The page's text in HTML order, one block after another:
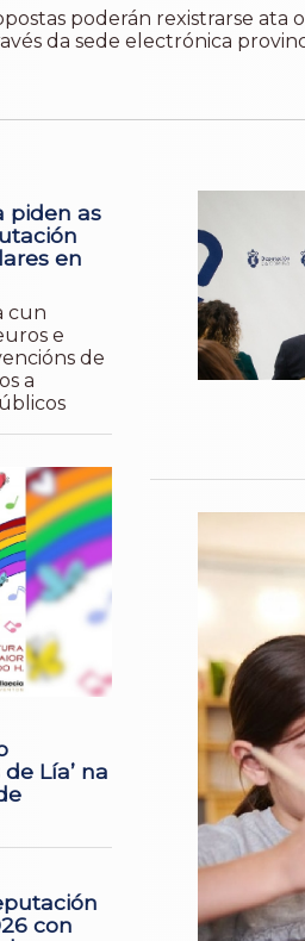
poderán rexistrarse ata
da sede electrónica
piden as
en
cun
e
de
a
Lía’ na
con